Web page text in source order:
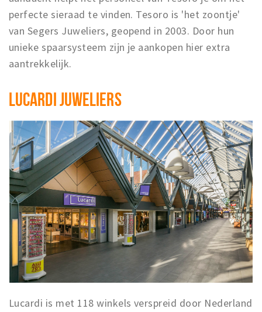
perfecte sieraad te vinden. Tesoro is 'het zoontje'
van Segers Juweliers, geopend in 2003. Door hun
unieke spaarsysteem zijn je aankopen hier extra
aantrekkelijk.
LUCARDI JUWELIERS
Lucardi is met 118 winkels verspreid door Nederland